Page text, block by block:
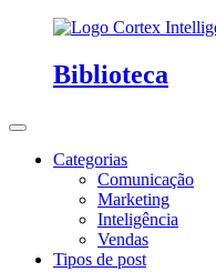
Biblioteca
Categorias
Comunicação
Marketing
Inteligência
Vendas
Tipos de post